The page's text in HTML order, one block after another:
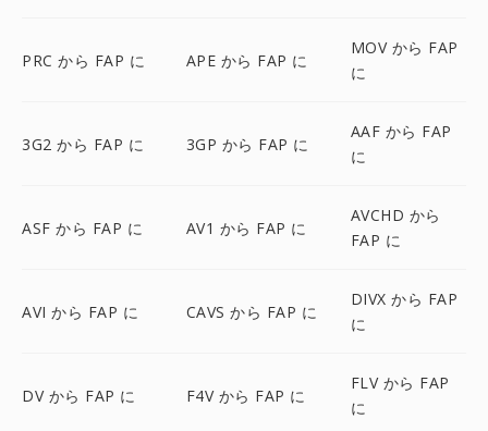
PRC から FAP に APE から FAP に
MOV から FAP
に
3G2 から FAP に 3GP から FAP に
AAF から FAP
に
ASF から FAP に AV1 から FAP に
AVCHD から
FAP に
AVI から FAP に CAVS から FAP に
DIVX から FAP
に
DV から FAP に F4V から FAP に
FLV から FAP
に